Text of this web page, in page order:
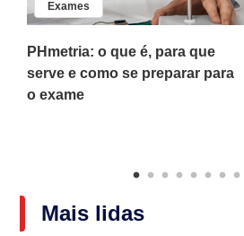
Exames
PHmetria: o que é, para que
serve e como se preparar para
o exame
Mais lidas